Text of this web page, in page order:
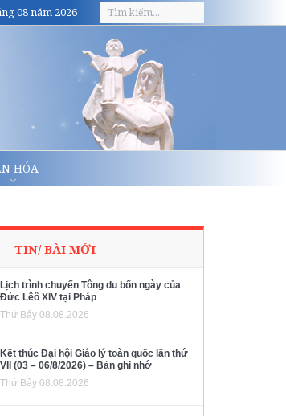
08 năm 2026
HÓA
TIN/ BÀI MỚI
Lịch trình chuyến Tông du bốn ngày của
Đức Lêô XIV tại Pháp
Thứ Bảy 08.08.2026
Kết thúc Đại hội Giáo lý toàn quốc lần thứ
VII (03 – 06/8/2026) – Bản ghi nhớ
Thứ Bảy 08.08.2026